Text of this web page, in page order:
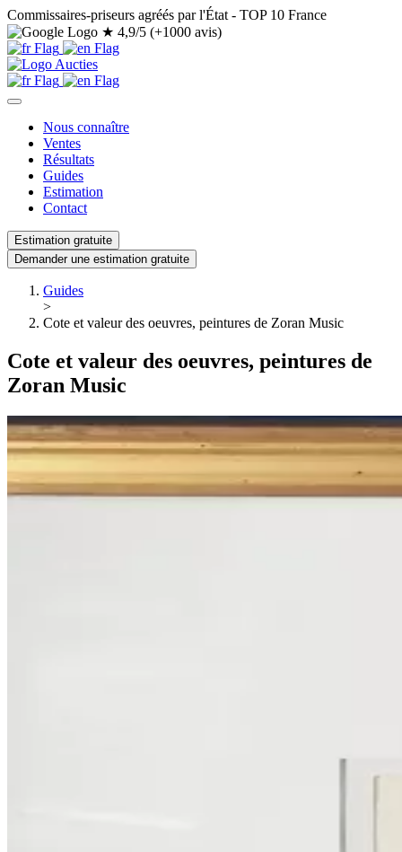
Commissaires-priseurs agréés par l'État - TOP 10 France
★ 4,9/5 (+1000 avis)
Nous connaître
Ventes
Résultats
Guides
Estimation
Contact
Estimation gratuite
Demander une estimation gratuite
Guides
>
Cote et valeur des oeuvres, peintures de Zoran Music
Cote et valeur des oeuvres, peintures de
Zoran Music